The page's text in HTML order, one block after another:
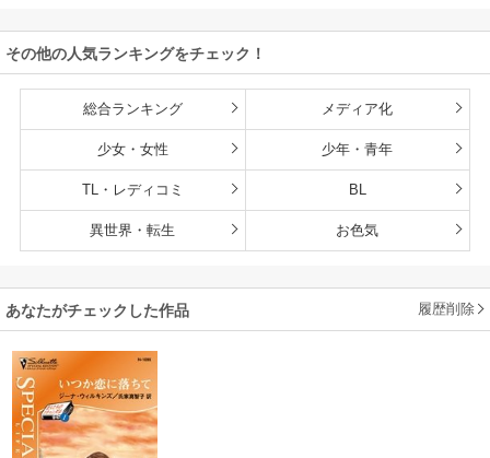
たちが俺を放って
くれない件～
その他の人気ランキングをチェック！
総合ランキング メディア化
少女・女性 少年・青年
TL・レディコミ BL
異世界・転生 お色気
あなたがチェックした作品 履歴削除